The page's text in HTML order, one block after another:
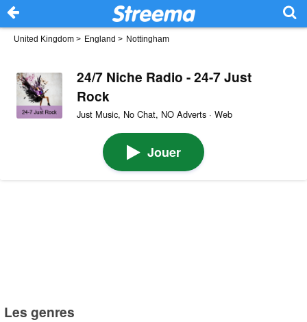
United Kingdom > England > Nottingham
24/7 Niche Radio - 24-7 Just
Rock
Just Music, No Chat, NO Adverts · Web
Jouer
Les genres